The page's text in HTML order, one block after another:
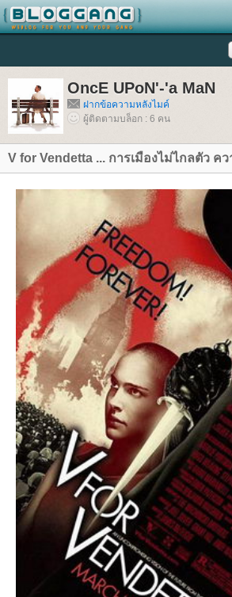
OncE UPoN'-'a MaN
ฝากข้อความหลังไมค์
ผู้ติดตามบล็อก : 6 คน
V for Vendetta ... การเมืองไม่ไกลตัว ค